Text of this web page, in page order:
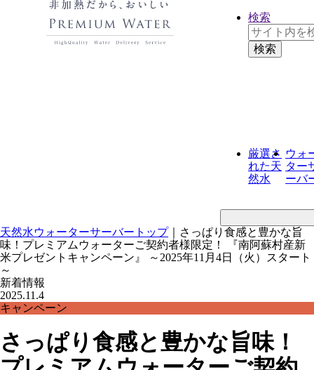
厳選さ
れた天
然水
ウォ
ター
ーバ
検索
天然水ウォーターサーバートップ｜
さっぱり食感と豊かな旨
味！プレミアムウォーターご契約者様限定！ 『南阿蘇村産新
米プレゼントキャンペーン』 ～2025年11月4日（火）スタート
～
新着情報
2025.11.4
キャンペーン
さっぱり食感と豊かな旨味！